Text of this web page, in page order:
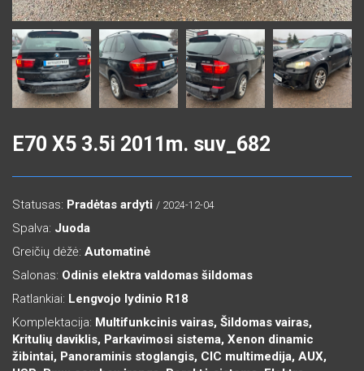
E70 X5 3.5i 2011m. suv_682
Statusas: Pradėtas ardyti / 2024-12-04
Spalva: Juoda
Greičių dėžė: Automatinė
Salonas: Odinis elektra valdomas šildomas
Ratlankiai: Lengvojo lydinio R18
Komplektacija: Multifunkcinis vairas, Šildomas vairas,
Kritulių daviklis, Parkavimosi sistema, Xenon dinamic
žibintai, Panoraminis stoglangis, CIC multimedija, AUX,